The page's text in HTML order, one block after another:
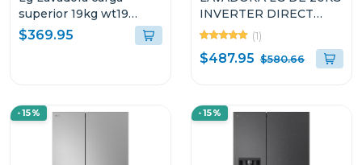
superior 19kg wt19
turbodrum smart
diagnosis color blanco
$369.95
INVERTER DIRECT
DRIVE THINQ
WM20WV26W
(1)
$487.95 $580.66
-15% -15%